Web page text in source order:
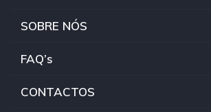
SOBRE NÓS
FAQ’s
CONTACTOS